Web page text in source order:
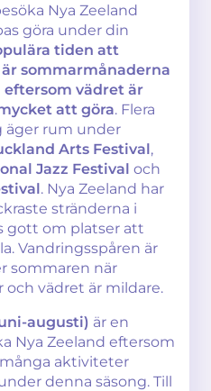
Nya Zeeland
göra under din
tiden att
sommarmånaderna
vädret är
att göra. Flera
äger rum under
Arts Festival,
Jazz Festival och
. Nya Zeeland har
stränderna i
gott om platser att
Vandringsspåren är
sommaren när
vädret är mildare.
augusti) är en
Nya Zeeland eftersom
aktiviteter
denna säsong. Till